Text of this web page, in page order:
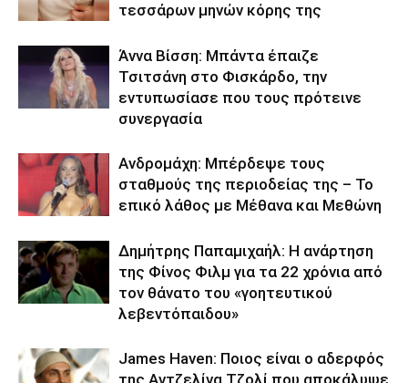
τεσσάρων μηνών κόρης της
Άννα Βίσση: Μπάντα έπαιζε
Τσιτσάνη στο Φισκάρδο, την
εντυπωσίασε που τους πρότεινε
συνεργασία
Ανδρομάχη: Μπέρδεψε τους
σταθμούς της περιοδείας της – Το
επικό λάθος με Μέθανα και Μεθώνη
Δημήτρης Παπαμιχαήλ: Η ανάρτηση
της Φίνος Φιλμ για τα 22 χρόνια από
τον θάνατο του «γοητευτικού
λεβεντόπαιδου»
James Haven: Ποιος είναι ο αδερφός